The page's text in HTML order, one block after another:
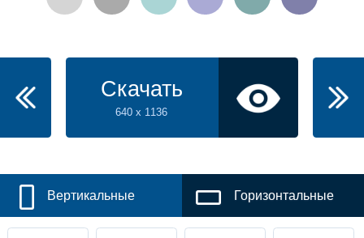
Скачать
640 x 1136
Вертикальные Горизонтальные